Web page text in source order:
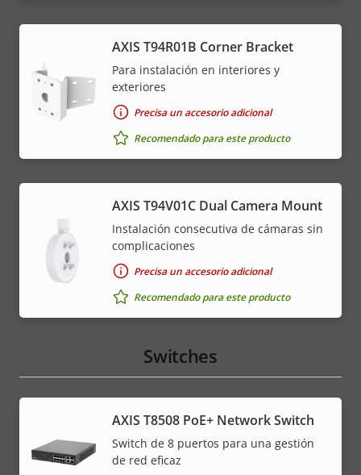
AXIS T94R01B Corner Bracket
Para instalación en interiores y
exteriores
Precisa un accesorio adicional
Recomendado para este producto
AXIS T94V01C Dual Camera Mount
Instalación consecutiva de cámaras sin
complicaciones
Precisa un accesorio adicional
Recomendado para este producto
Switches
AXIS T8508 PoE+ Network Switch
Switch de 8 puertos para una gestión
de red eficaz